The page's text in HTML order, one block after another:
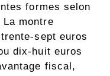
formes selon
montre
sept euros
dix-huit euros
fiscal,